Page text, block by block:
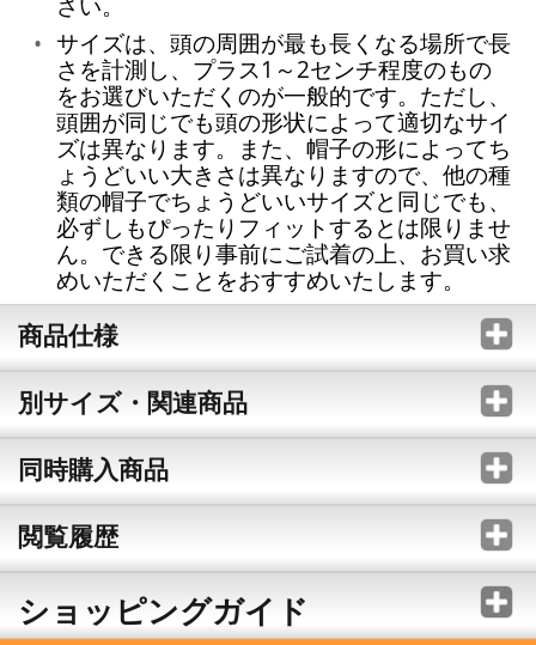
サイズは、頭の周囲が最も長くなる場所で長
さを計測し、プラス1～2センチ程度のもの
をお選びいただくのが一般的です。ただし、
頭囲が同じでも頭の形状によって適切なサイ
ズは異なります。また、帽子の形によってち
ょうどいい大きさは異なりますので、他の種
類の帽子でちょうどいいサイズと同じでも、
必ずしもぴったりフィットするとは限りませ
ん。できる限り事前にご試着の上、お買い求
めいただくことをおすすめいたします。
商品仕様
別サイズ・関連商品
同時購入商品
閲覧履歴
ショッピングガイド